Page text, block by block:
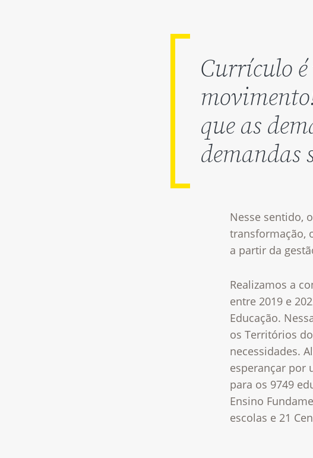
Currículo
que as
demandas
Nesse sentido,
transformação,
a partir da
Realizamos a
entre 2019 e
Educação.
os Territórios
necessidades.
esperançar por
para os 9749
Ensino
escolas e 21